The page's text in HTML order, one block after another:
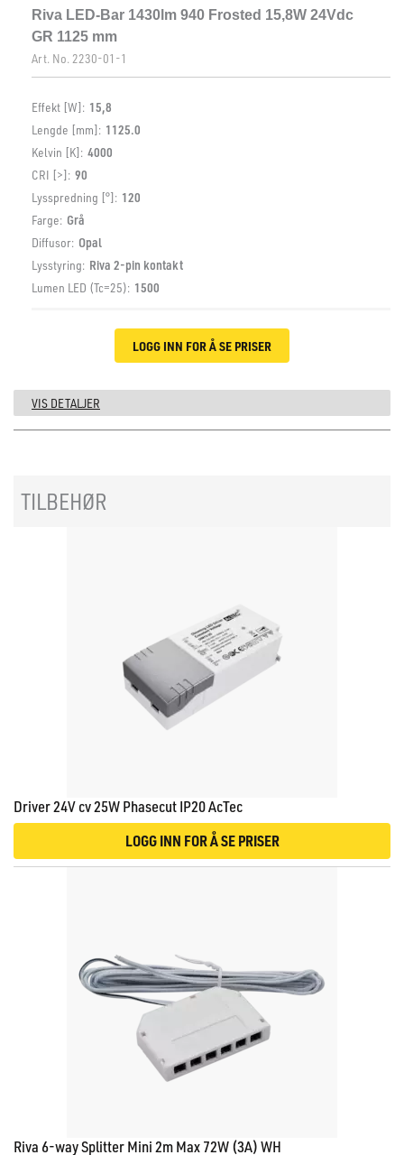
Riva LED-Bar 1430lm 940 Frosted 15,8W 24Vdc
GR 1125 mm
Art. No. 2230-01-1
Effekt [W]: 15,8
Lengde [mm]: 1125.0
Kelvin [K]: 4000
CRI [>]: 90
Lysspredning [°]: 120
Farge: Grå
Diffusor: Opal
Lysstyring: Riva 2-pin kontakt
Lumen LED (Tc=25): 1500
LOGG INN FOR Å SE PRISER
VIS DETALJER
TILBEHØR
Driver 24V cv 25W Phasecut IP20 AcTec
LOGG INN FOR Å SE PRISER
Riva 6-way Splitter Mini 2m Max 72W (3A) WH